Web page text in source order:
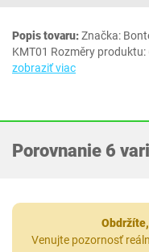
Popis tovaru:Značka:
‎KMT01 Rozměry produktu‎:
zobraziť viac
Porovnanie 6
Venujte pozornosť